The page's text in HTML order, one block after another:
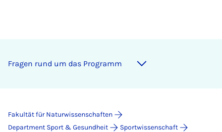
Fra­gen rund um das Pro­gramm
Fakultät für Naturwissenschaften
Department Sport & Gesundheit
Sportwissenschaft